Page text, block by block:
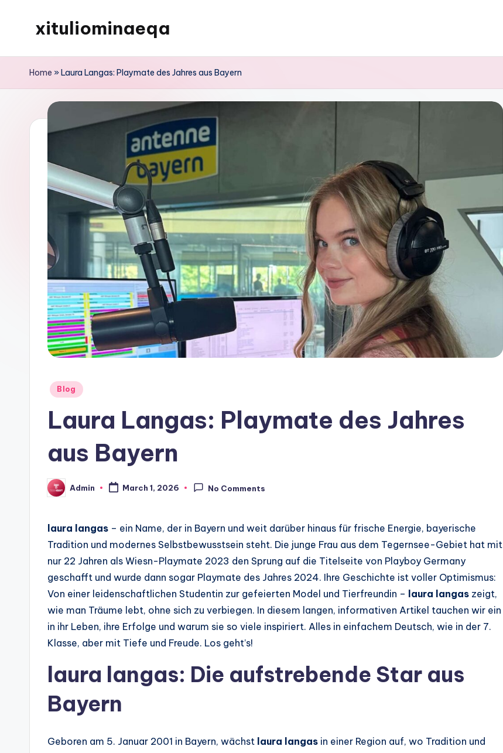
xituliominaeqa
Home »Laura Langas: Playmate des Jahres aus Bayern
Posted
Blog
Laura Langas: Playmate des Jahres
aus Bayern
Posted
by
Admin March 1, 2026 No Comments
laura langas – ein Name, der in Bayern und weit darüber hinaus für frische Energie, bayerische
Tradition und modernes Selbstbewusstsein steht. Die junge Frau aus dem Tegernsee-Gebiet hat mit
nur 22 Jahren als Wiesn-Playmate 2023 den Sprung auf die Titelseite von Playboy Germany
geschafft und wurde dann sogar Playmate des Jahres 2024. Ihre Geschichte ist voller Optimismus:
Von einer leidenschaftlichen Studentin zur gefeierten Model und Tierfreundin – laura langas zeigt,
wie man Träume lebt, ohne sich zu verbiegen. In diesem langen, informativen Artikel tauchen wir ein
in ihr Leben, ihre Erfolge und warum sie so viele inspiriert. Alles in einfachem Deutsch, wie in der 7.
Klasse, aber mit Tiefe und Freude. Los geht’s!
laura langas: Die aufstrebende Star aus
Bayern
Geboren am 5. Januar 2001 in Bayern, wächst laura langas in einer Region auf, wo Tradition und